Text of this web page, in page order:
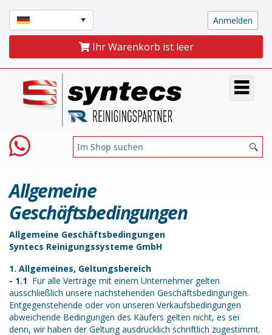
Ihr Warenkorb ist leer
Allgemeine
Geschäftsbedingungen
Allgemeine Geschäftsbedingungen
Syntecs Reinigungssysteme GmbH
1. Allgemeines, Geltungsbereich
- 1.1 Für alle Verträge mit einem Unternehmer gelten
ausschließlich unsere nachstehenden Geschäftsbedingungen.
Entgegenstehende oder von unseren Verkaufsbedingungen
abweichende Bedingungen des Käufers gelten nicht, es sei
denn, wir haben der Geltung ausdrücklich schriftlich zugestimmt.